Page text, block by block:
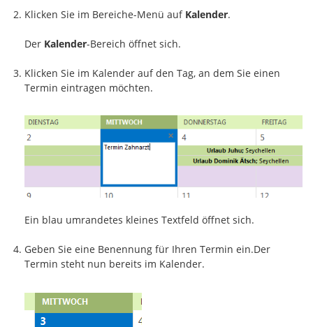
Klicken Sie im Bereiche-Menü auf Kalender.
Der Kalender-Bereich öffnet sich.
Klicken Sie im Kalender auf den Tag, an dem Sie einen
Termin eintragen möchten.
Ein blau umrandetes kleines Textfeld öffnet sich.
Geben Sie eine Benennung für Ihren Termin ein.Der
Termin steht nun bereits im Kalender.